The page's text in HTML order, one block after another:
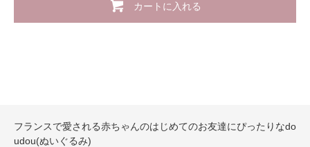
カートに入れる
フランスで愛される赤ちゃんのはじめてのお友達にぴったりなdo
udou(ぬいぐるみ)